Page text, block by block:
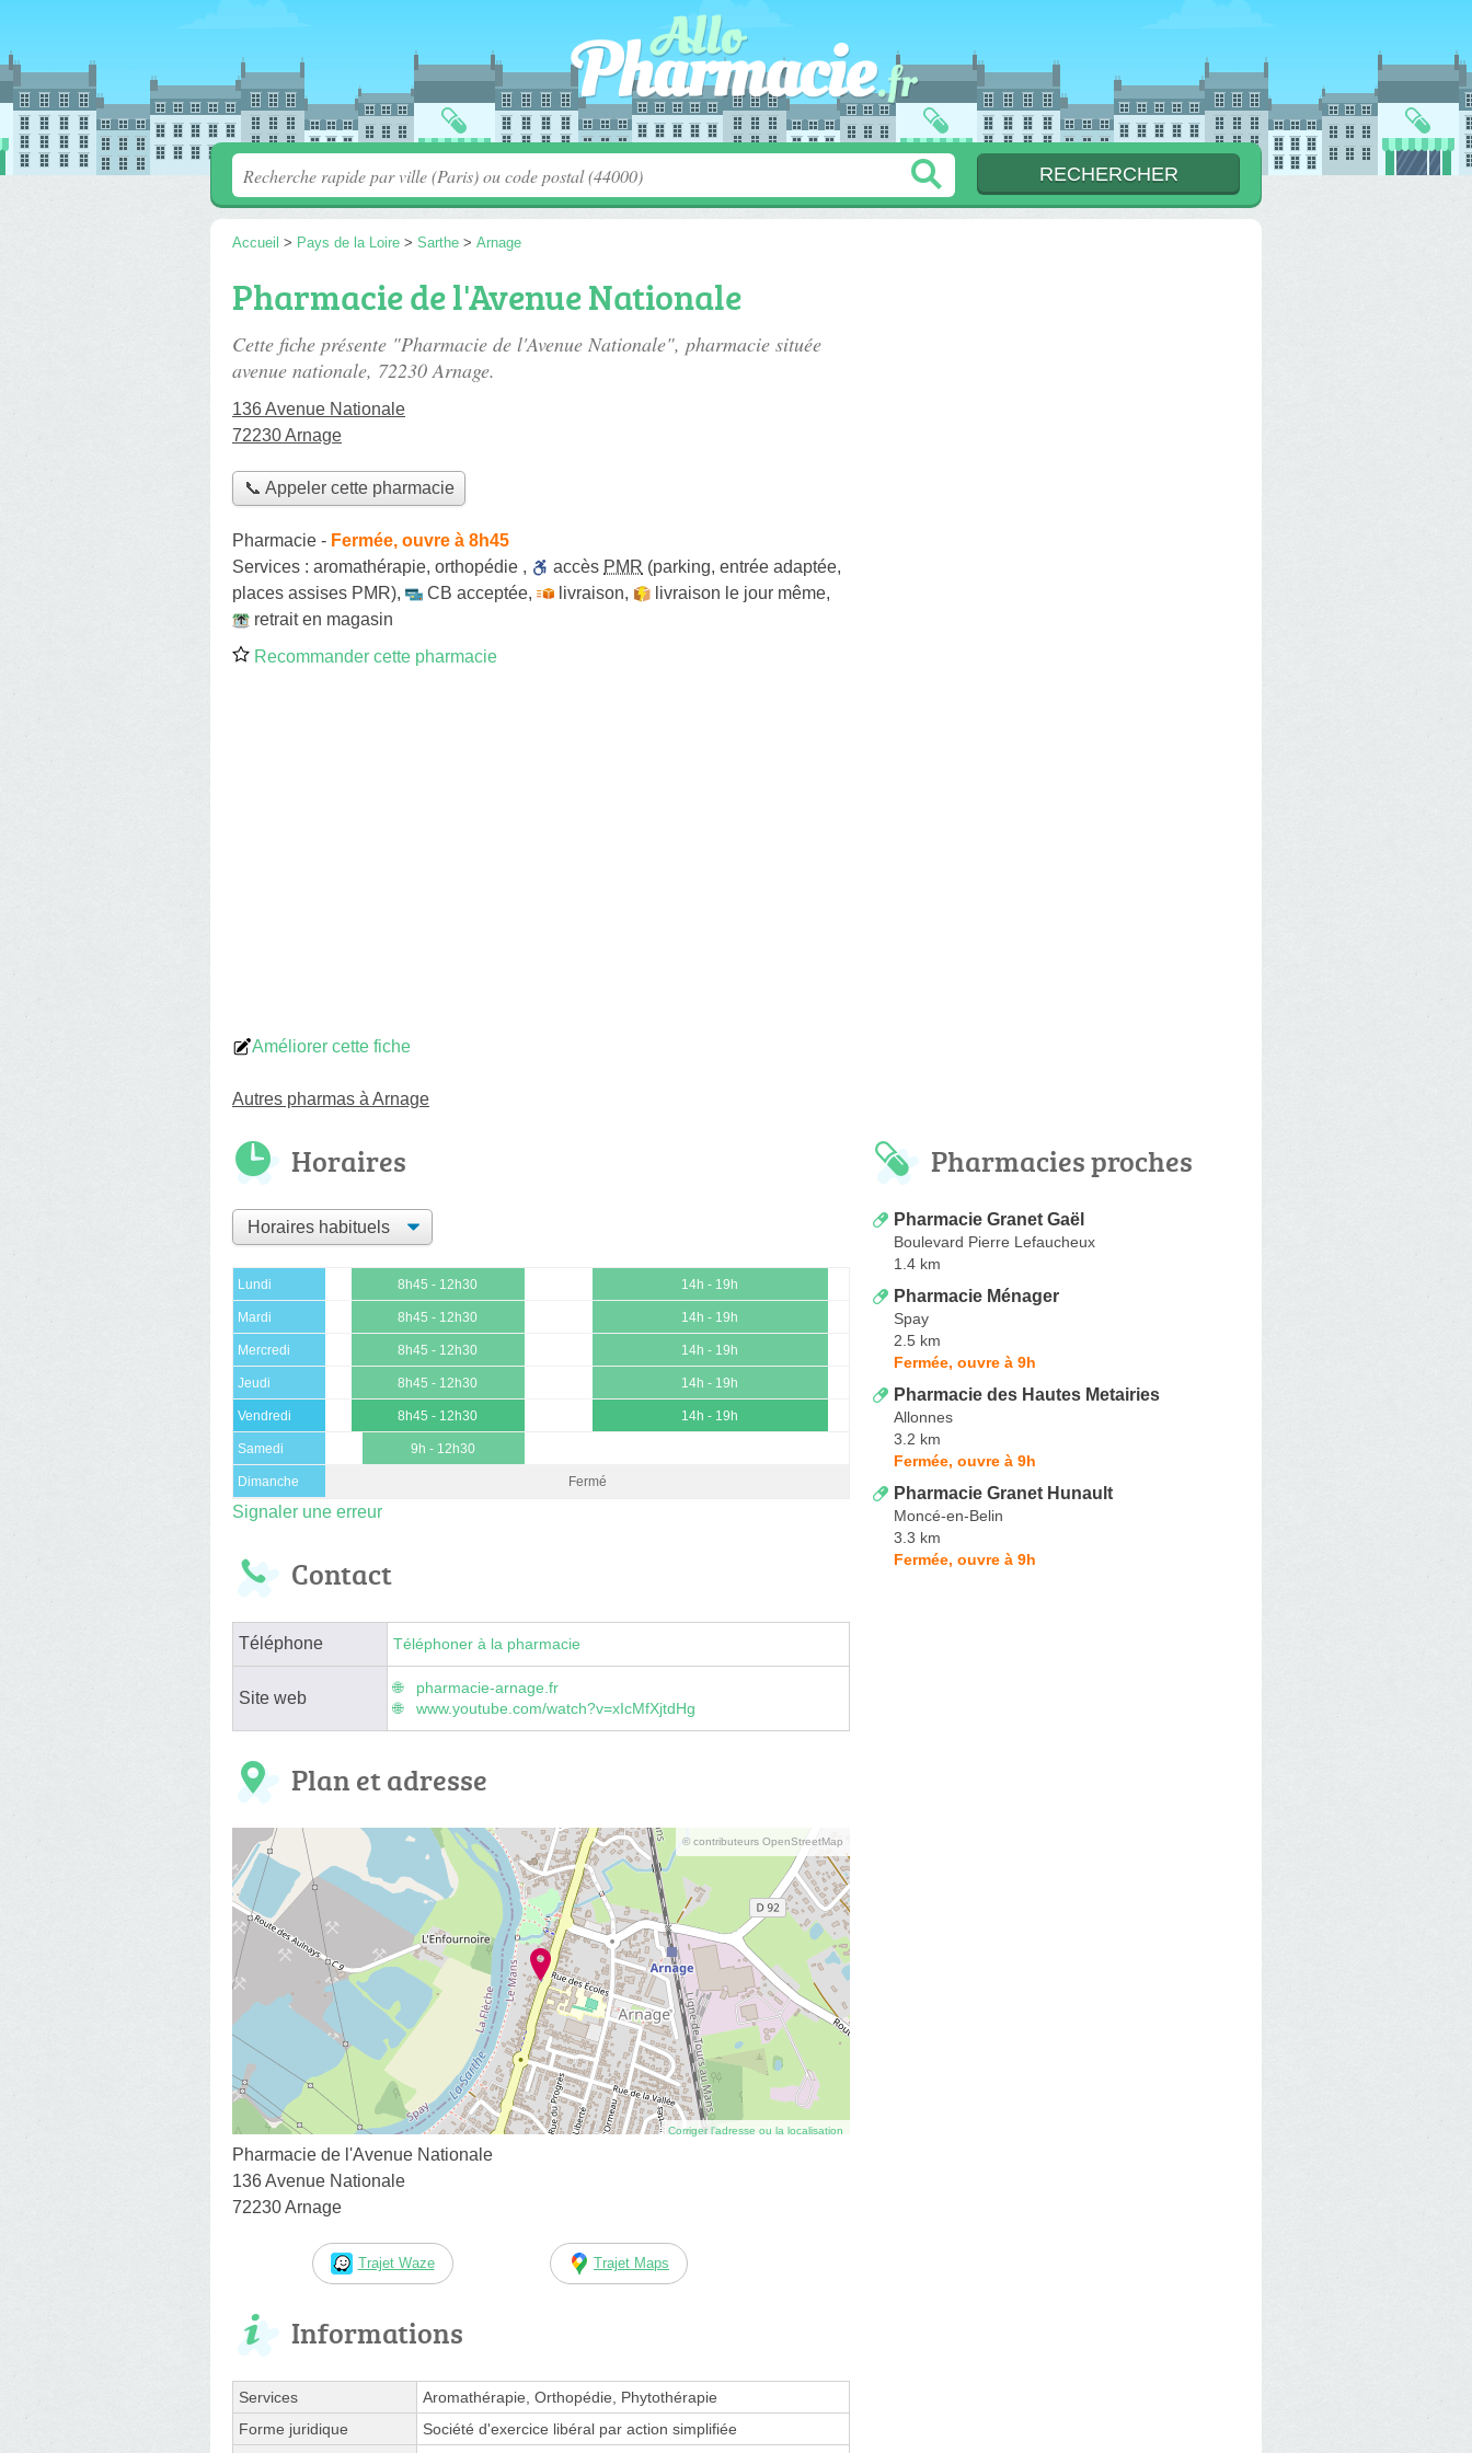
Accueil > Pays de la Loire > Sarthe > Arnage
Pharmacie de l'Avenue Nationale
Cette fiche présente "Pharmacie de l'Avenue Nationale", pharmacie située
avenue nationale, 72230 Arnage.
136 Avenue Nationale
72230 Arnage
📞 Appeler cette pharmacie
Pharmacie - Fermée, ouvre à 8h45
Services : aromathérapie, orthopédie , accès PMR (parking, entrée adaptée,
places assises PMR), CB acceptée, livraison, livraison le jour même,
retrait en magasin
Recommander cette pharmacie
Améliorer cette fiche
Autres pharmas à Arnage
Horaires
Lundi 8h45 - 12h30 14h - 19h
Mardi 8h45 - 12h30 14h - 19h
Mercredi 8h45 - 12h30 14h - 19h
Jeudi 8h45 - 12h30 14h - 19h
Vendredi 8h45 - 12h30 14h - 19h
Samedi 9h - 12h30
Dimanche Fermé
Signaler une erreur
Contact
Téléphone Téléphoner à la pharmacie
Site web
pharmacie-arnage.fr
www.youtube.com/watch?v=xIcMfXjtdHg
Plan et adresse
© contributeurs OpenStreetMap
Corriger l’adresse ou la localisation
Pharmacie de l'Avenue Nationale
136 Avenue Nationale
72230 Arnage
Trajet Waze Trajet Maps
Informations
Services
Aromathérapie, Orthopédie, Phytothérapie
Forme juridique
Société d'exercice libéral par action simplifiée
Pharmacies proches
Pharmacie Granet Gaël
Boulevard Pierre Lefaucheux
1.4 km
Pharmacie Ménager
Spay
2.5 km
Fermée, ouvre à 9h
Pharmacie des Hautes Metairies
Allonnes
3.2 km
Fermée, ouvre à 9h
Pharmacie Granet Hunault
Moncé-en-Belin
3.3 km
Fermée, ouvre à 9h